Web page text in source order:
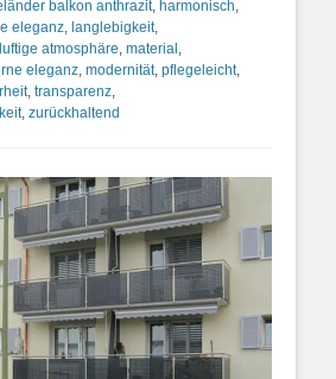
balkon anthrazit, harmonisch,
eleganz, langlebigkeit,
luftige atmosphäre, material,
eleganz, modernität, pflegeleicht,
, transparenz,
, zurückhaltend